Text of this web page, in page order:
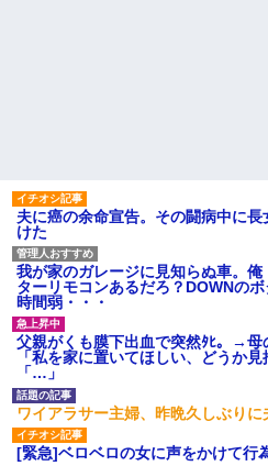
夫に癌の余命宣告。その闘病中に
けた
我が家のガレージに見知らぬ車。
ターリモコンあるだろ？DOWNの
時間弱・・・
父親がくも膜下出血で突然ﾀﾋ。→
「私を家に置いてほしい、どうか
「…」
ワイアラサー主婦、昨晩久しぶり
[緊急]ベロベロの女に声をかけて行